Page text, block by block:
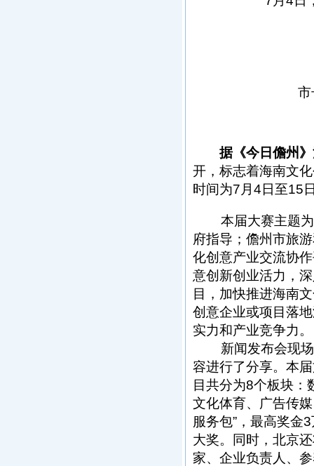
据《今日儋州
开，标志着海南文
时间为7月4日至15
本届大赛主题为“
府指导；儋州市旅
化创意产业交流协
意创新创业活力，
目，加快推进海南
创意企业或项目落
实力和产业竞争力。
新闻发布会现场
容进行了分享。本
目共分为8个板块：
文化体育、广告传
服务包”，最高奖金
大奖。同时，北京
家、企业负责人、